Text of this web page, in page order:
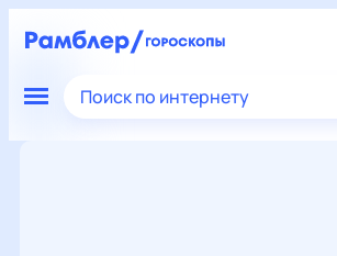
Поиск по интернету